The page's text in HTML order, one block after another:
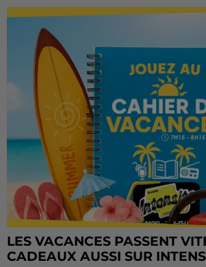
LES VACANCES PASSENT
CADEAUX AUSSI SUR